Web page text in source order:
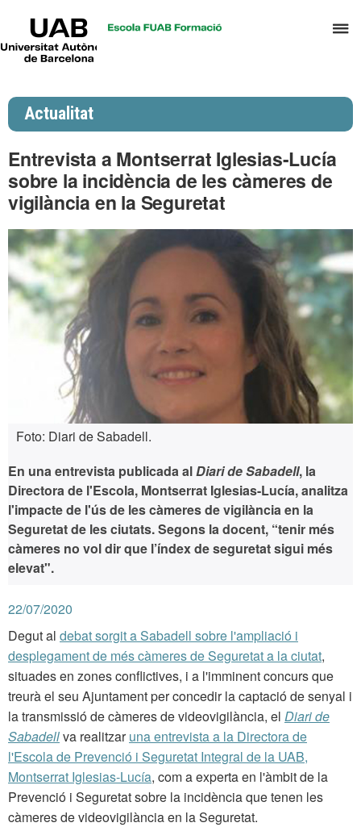
el
Universitat
Actualitat
Entrevista a Montserrat Iglesias-Lucía
sobre la incidència de les càmeres de
vigilància en la Seguretat
Foto: Diari de Sabadell.
En una entrevista publicada alDiari de Sabadell, la
Directora de l'Escola, Montserrat Iglesias-Lucía, analitza
l'impacte de l'ús de les càmeres de vigilància en la
Seguretat de les ciutats. Segons la docent, “tenir més
càmeres no vol dir que l’índex de seguretat sigui més
elevat".
22/07/2020
Degut al debat sorgit a Sabadell sobre l'ampliació i
desplegament de més càmeres de Seguretat a la ciutat,
situades en zones conflictives, i a l'imminent concurs que
treurà el seu Ajuntament per concedir la captació de senyal i
la transmissió de càmeres de videovigilància, el Diari de
Sabadellva realitzaruna entrevista a la Directora de
l'Escola de Prevenció i Seguretat Integral de la UAB,
Montserrat Iglesias-Lucía, com a experta en l'àmbit de la
Prevenció i Seguretat sobre la incidència que tenen les
càmeres de videovigilància en la Seguretat.